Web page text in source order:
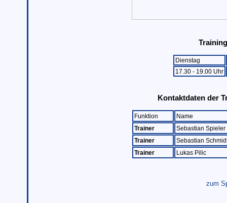
Dienstag
17.30 - 19.00 Uhr
Kontaktdaten der
Funktion
Name
Trainer
Sebastian Spieler
Trainer
Sebastian
Trainer
Lukas Pilic
zum